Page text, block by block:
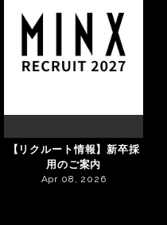
【リクルート情報】新卒採
用のご案内
Apr 08, 2026